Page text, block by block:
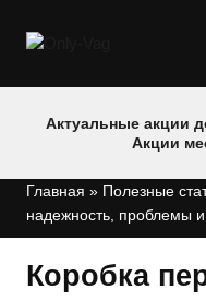
Актуальные акции
Акции
Главная » Полезные
надежность, проблемы
Коробка